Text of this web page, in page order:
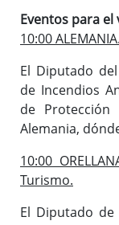
Eventos para el
10:00
El Diputado
de Incendios
de
Alemania,
10:00
Turismo.
El Diputado